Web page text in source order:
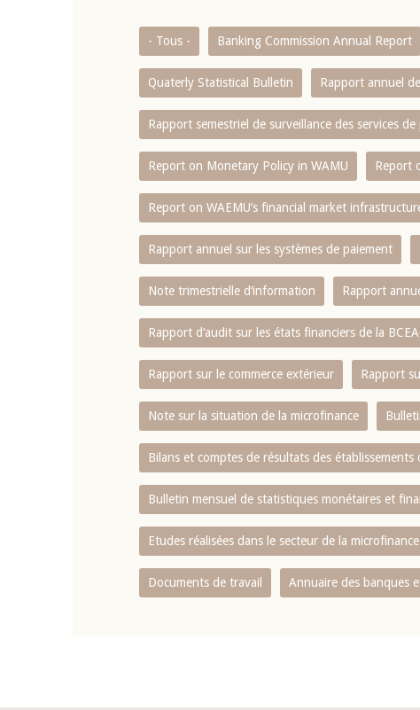
- Tous - Banking Commission Annual Report
Quaterly Statistical Bulletin Rapport annuel
Rapport semestriel de surveillance des services
Report on Monetary Policy in WAMU Report
Report on WAEMU’s financial market
Rapport annuel sur les systèmes de paiement
Note trimestrielle d‘information Rapport
Rapport d‘audit sur les états financiers de la
Rapport sur le commerce extérieur Rapport
Note sur la situation de la microfinance
Bilans et comptes de résultats des établissements
Bulletin mensuel de statistiques monétaires et
Etudes réalisées dans le secteur de la microfinance
Documents de travail Annuaire des banques